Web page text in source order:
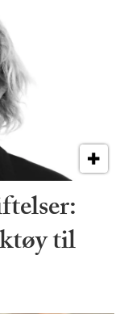
til